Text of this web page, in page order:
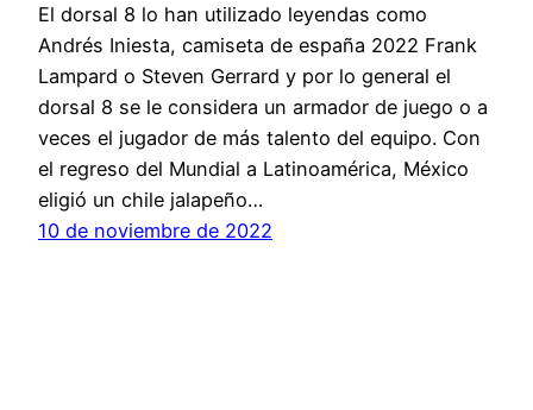
El dorsal 8 lo han utilizado leyendas como
Andrés Iniesta, camiseta de españa 2022 Frank
Lampard o Steven Gerrard y por lo general el
dorsal 8 se le considera un armador de juego o a
veces el jugador de más talento del equipo. Con
el regreso del Mundial a Latinoamérica, México
eligió un chile jalapeño…
10 de noviembre de 2022